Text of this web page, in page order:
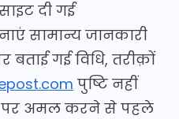
दी गई
सामान्य जानकारी
बताई गई विधि, तरीक़ों
पुष्टि नहीं
पर अमल करने से पहले